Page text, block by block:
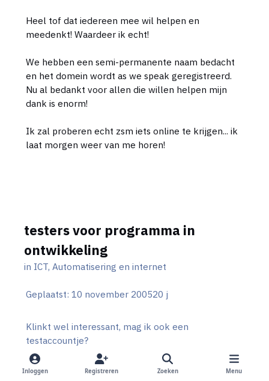
Heel tof dat iedereen mee wil helpen en
meedenkt! Waardeer ik echt!
We hebben een semi-permanente naam bedacht
en het domein wordt as we speak geregistreerd.
Nu al bedankt voor allen die willen helpen mijn
dank is enorm!
Ik zal proberen echt zsm iets online te krijgen... ik
laat morgen weer van me horen!
testers voor programma in
ontwikkeling
in ICT, Automatisering en internet
Geplaatst: 10 november 200520 j
Klinkt wel interessant, mag ik ook een
testaccountje?
ik hoop in het weekend de eerste testaccountjes
Inloggen Registreren Zoeken Menu